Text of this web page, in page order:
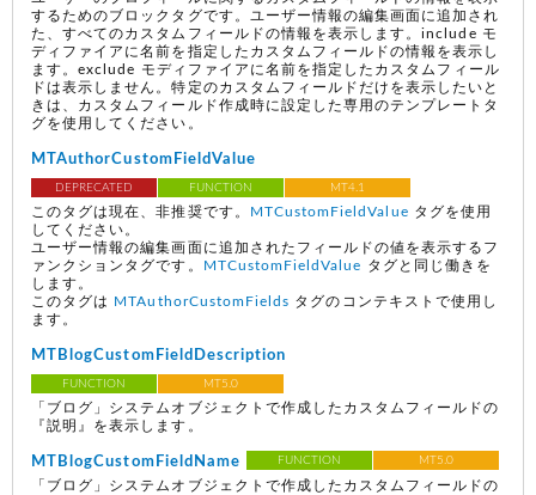
するためのブロックタグです。ユーザー情報の編集画面に追加され
た、すべてのカスタムフィールドの情報を表示します。include モ
ディファイアに名前を指定したカスタムフィールドの情報を表示し
ます。exclude モディファイアに名前を指定したカスタムフィール
ドは表示しません。特定のカスタムフィールドだけを表示したいと
きは、カスタムフィールド作成時に設定した専用のテンプレートタ
グを使用してください。
MTAuthorCustomFieldValue
DEPRECATED FUNCTION MT4.1
このタグは現在、非推奨です。 MTCustomFieldValue タグを使用
してください。
ユーザー情報の編集画面に追加されたフィールドの値を表示するフ
ァンクションタグです。
MTCustomFieldValue タグと同じ働きを
します。
このタグは
MTAuthorCustomFields タグのコンテキストで使用し
ます。
MTBlogCustomFieldDescription
FUNCTION MT5.0
「ブログ」システムオブジェクトで作成したカスタムフィールドの
『説明』を表示します。
MTBlogCustomFieldName FUNCTION MT5.0
「ブログ」システムオブジェクトで作成したカスタムフィールドの